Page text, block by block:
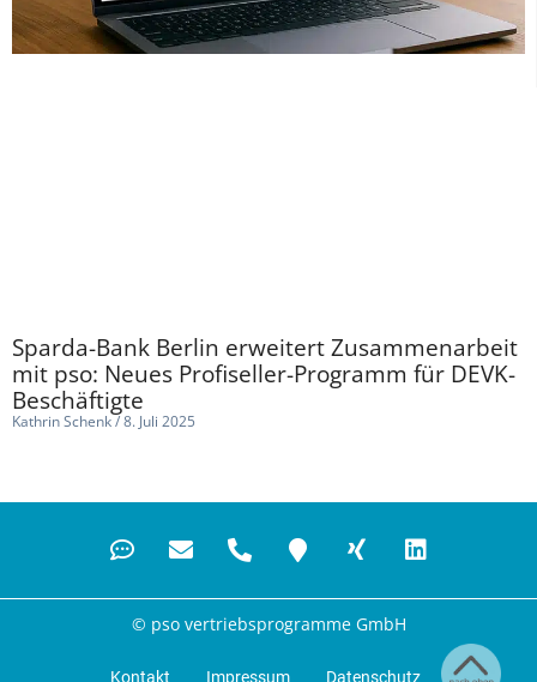
Sparda-Bank Berlin erweitert Zusammenarbeit
mit pso: Neues Profiseller-Programm für DEVK-
Beschäftigte
Kathrin Schenk 8. Juli 2025
© pso vertriebsprogramme GmbH
Kontakt Impressum Datenschutz